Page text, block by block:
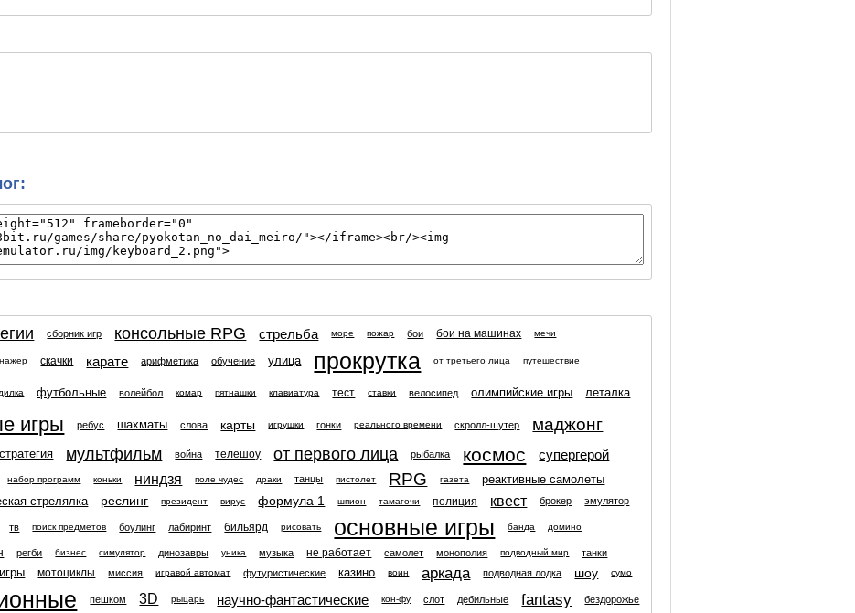
сборник игр консольные RPG стрельба море пожар бои бои на машинах мечи
скачки карате арифметика обучение улица прокрутка от третьего лица путешествие
футбольные волейбол комар пятнашки клавиатура тест ставки велосипед олимпийские игры леталка
игры ребус шахматы слова карты игрушки гонки реального времени скролл-шутер маджонг
мультфильм война телешоу от первого лица рыбалка космос супергерой
набор программ коньки ниндзя поле чудес драки танцы пистолет RPG газета реактивные самолеты
стрелялка реслинг президент вирус формула 1 шпион тамагочи полиция квест брокер эмулятор
тв поиск предметов боулинг лабиринт бильярд рисовать основные игры банда домино
регби бизнес симулятор динозавры уника музыка не работает самолет монополия подводный мир
танки
мотоциклы миссия игравой автомат футуристические казино воин аркада подводная лодка шоу сумо
пешком 3D рыцарь научно-фантастические кон-фу слот дебильные fantasy бездорожье